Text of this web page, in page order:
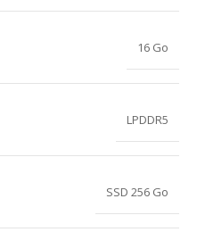
16 Go
LPDDR5
SSD 256 Go